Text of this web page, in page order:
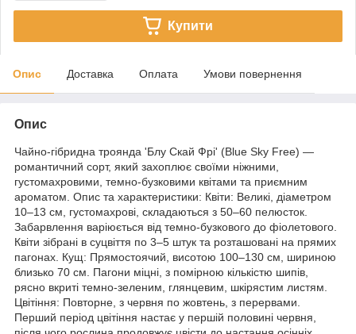
Купити
Опис Доставка Оплата Умови повернення
Опис
Чайно-гібридна троянда 'Блу Скай Фрі' (Blue Sky Free) —
романтичний сорт, який захоплює своїми ніжними,
густомахровими, темно-бузковими квітами та приємним
ароматом. Опис та характеристики: Квіти: Великі, діаметром
10–13 см, густомахрові, складаються з 50–60 пелюсток.
Забарвлення варіюється від темно-бузкового до фіолетового.
Квіти зібрані в суцвіття по 3–5 штук та розташовані на прямих
пагонах. Кущ: Прямостоячий, висотою 100–130 см, шириною
близько 70 см. Пагони міцні, з помірною кількістю шипів,
рясно вкриті темно-зеленим, глянцевим, шкірястим листям.
Цвітіння: Повторне, з червня по жовтень, з перервами.
Перший період цвітіння настає у першій половині червня,